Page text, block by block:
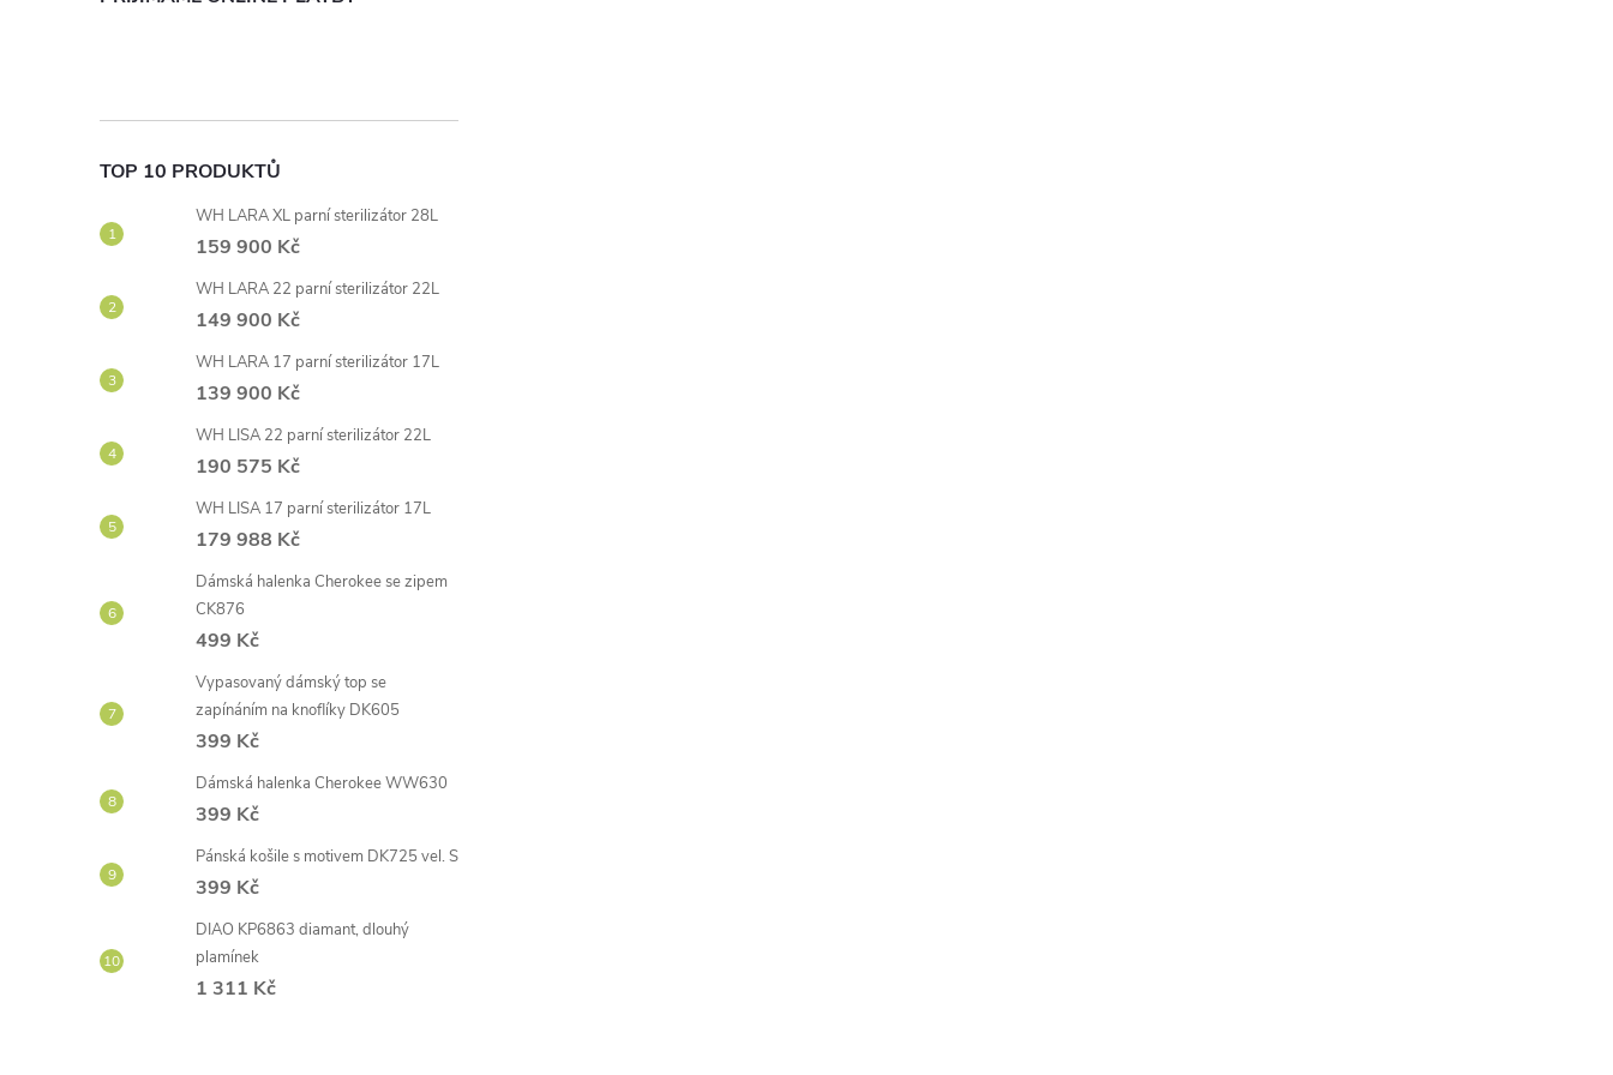
TOP 10 PRODUKTŮ
WH LARA XL parní sterilizátor 28L
159 900 Kč
WH LARA 22 parní sterilizátor 22L
149 900 Kč
WH LARA 17 parní sterilizátor 17L
139 900 Kč
WH LISA 22 parní sterilizátor 22L
190 575 Kč
WH LISA 17 parní sterilizátor 17L
179 988 Kč
Dámská halenka Cherokee se zipem
CK876
499 Kč
Vypasovaný dámský top se
zapínáním na knoflíky DK605
399 Kč
Dámská halenka Cherokee WW630
399 Kč
Pánská košile s motivem DK725 vel. S
399 Kč
DIAO KP6863 diamant, dlouhý
plamínek
1 311 Kč